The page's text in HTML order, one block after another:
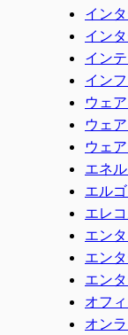
イン
イン
イン
イン
ウェ
ウェ
ウェ
エネ
エル
エレ
エン
エン
エン
オフ
オン